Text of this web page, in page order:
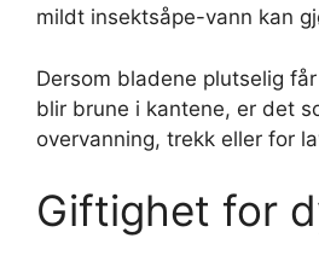
mildt insektsåpe-vann kan
Dersom bladene plutselig
blir brune i kantene, er det
overvanning, trekk eller for
Giftighet for